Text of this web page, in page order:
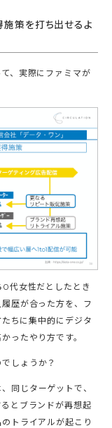
施策を打ち出せるよ
、実際にファミマが
代女性だとしたとき
歴が合った方を、フ
ちに集中的にデジタ
ったやり方です。
しょうか？
同じターゲットで、
とブランドが再想起
トライアルが起こり